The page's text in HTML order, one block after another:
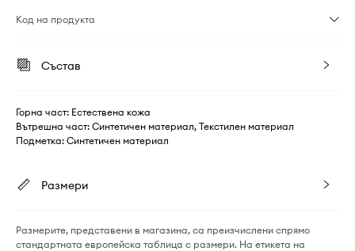
Код на продукта
Състав
Горна част: Естествена кожа
Вътрешна част: Синтетичен материал, Текстилен материал
Подметка: Синтетичен материал
Размери
Размерите, представени в магазина, са преизчислени спрямо
стандартната европейска таблица с размери. На етикета на